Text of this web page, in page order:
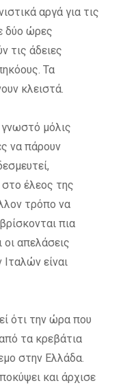
αργά για τις
δύο ώρες
τις άδειες
Τα
κλειστά.
μόλις
να πάρουν
έλεος της
τρόπο να
πια
οι απελάσεις
είναι
ότι την ώρα που
τα κρεβάτια
στην Ελλάδα.
και άρχισε